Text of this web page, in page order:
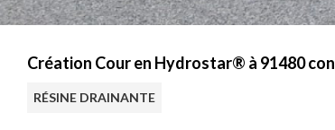
Création Cour en Hydrostar® à 91480
RÉSINE DRAINANTE